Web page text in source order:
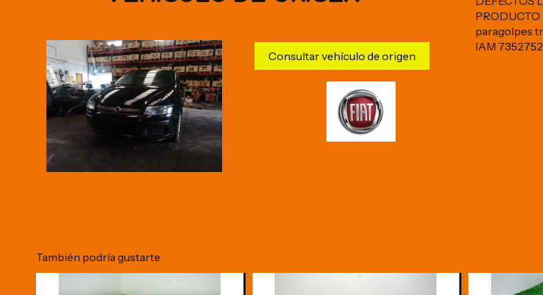
Consultar vehículo de origen
PRODUCTO
paragolpes
IAM
También podría gustarte